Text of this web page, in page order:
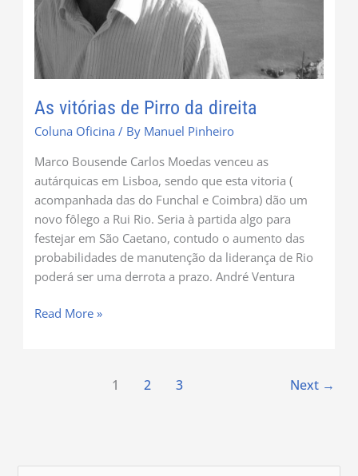
As vitórias de Pirro da direita
Coluna Oficina / By Manuel Pinheiro
Marco Bousende Carlos Moedas venceu as
autárquicas em Lisboa, sendo que esta vitoria (
acompanhada das do Funchal e Coimbra) dão um
novo fôlego a Rui Rio. Seria à partida algo para
festejar em São Caetano, contudo o aumento das
probabilidades de manutenção da liderança de Rio
poderá ser uma derrota a prazo. André Ventura
Read More »
1 2 3 Next →